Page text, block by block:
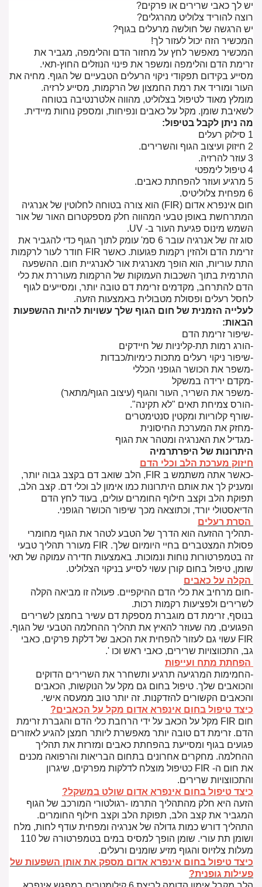
יש לך כאבי שרירים או פרקים?
רוצה להוריד צלוליט מהרגלים?
יש הרגשה של חולשה מרעלים בגוף?
המכשיר הזה יכול לעזור לך!
המכשיר מאפשר לחץ על מחזור הדם והלימפה, מגביר את
זרימת הדם והלימפה ומשפר את פינוי הנוזלים החוץ-תאי.
מסייע בקידום תפקודי ניקוי הרעלים הטבעיים של הגוף. מחיה את
העור ומוריד את רמת החמצון של הרקמות, מסייע לרזיה.
מומלץ מאוד לטיפול בצלוליט, מהווה אלטרנטיבה בטוחה
לשאיבת שומן. מקל על כאבים ונפיחות, ומספק נוחות מיידית.
מה ניתן לקבל בטיפול:
1 סילוק רעלים
2 חיזוק ועיצוב הגוף והשרירים.
3 עוזר להרזיה.
4 טיפול לימפטי
5 מרגיע ועוזר להפחתת כאבים.
6 מפחית צלוליטיס.
חום אינפרא אדום (FIR) הוא צורה בטוחה לחלוטין של אנרגיה
המתרחשת באופן טבעי המהווה חלק מספקטרום האור של אור
השמש מינוס פגיעת העור ב- UV.
סוג זה של אנרגיה עובר 6 סמ' עומק לתוך הגוף כדי להגביר את
זרימת הדם ולהזין רקמות פגועות. כאשר FIR חודר לעור לרקמות
התת עוריות, הוא הופך מאנרגית אור לאנרגיית חום. ההשפעה
התרמית בתוך השכבות העמוקות של הרקמות מעוררת את כלי
הדם להתרחב, מקדמים זרימת דם טובה יותר, ומסייעים לגוף
לחסל רעלים ופסולת מטבולית באמצעות הזעה.
לעלייה הזמנית של חום הגוף שלך עשויות להיות ההשפעות
הבאות:
-שיפור זרימת הדם
-הורג רמות תת-קליניות של חיידקים
-שיפור ניקוי רעלים מתכות כימיות/כבדות
-משפר את הכושר הגופני הכללי
-מקדם ירידה במשקל
-משפר את השריר, העור והגוף (עיצוב הגוף/מתאר)
-הורס צמיחת תאים "לא תקינה".
-שורף קלוריות ומקטין סנטימטרים
-מחזק את המערכת החיסונית
-מגדיל את האנרגיה ומטהר את הגוף
היתרונות של היפרתרמיה
חיזוק מערכת הלב וכלי הדם
-כאשר אתה משתמש ב FIR, הלב שואב דם בקצב גבוה יותר,
ומעניק לך את אותם היתרונות כמו אימון לב וכלי דם. קצב הלב,
תפוקת הלב וקצב חילוף החומרים עולים, בעוד לחץ הדם
הדיאסטולי יורד, וכתוצאה מכך שיפור הכושר הגופני.
הסרת רעלים
-תהליך ההזעה הוא הדרך של הטבע לטהר את הגוף מחומרי
פסולת המצטברים בחיי היומיום שלך. FIR מעורר תהליך טבעי
זה בטמפרטורות נוחות ונמוכות. באמצעות חדירה עמוקה של תאי
שומן, טיפול בחום קורן עשוי לסייע בניקוי הצלוליט.
הקלה על כאבים
-חום מרחיב את כלי הדם ההיקפיים. פעולה זו מביאה הקלה
לשרירים ולפציעות רקמות רכות.
בנוסף, זרימת דם מוגברת מספקת דם עשיר בחמצן לשרירים
הפגועים, מה שעוזר להאיץ את תהליך ההחלמה הטבעי של הגוף.
FIR עשוי גם לעזור להפחית את הכאב של דלקת פרקים, כאבי
גב, התכווצויות שרירים, כאבי ראש וכו '.
הפחתת מתח ועייפות
-החמימות המרגיעה תרגיע ותשחרר את השרירים הדוקים
והכואבים שלך. טיפול בחום גם מקל על הנוקשות, הכאבים
והכאבים הקשורים להזדקנות. זה יותר טוב ממעסה אישי.
כיצד טיפול בחום אינפרא אדום מקל על הכאבים?
חום FIR מקל על הכאב על ידי הרחבת כלי הדם והגברת זרימת
הדם. זרימת דם טובה יותר מאפשרת ליותר חמצן להגיע לאזורים
פגועים בגוף ומסייעת בהפחתת כאבים ומזרזת את תהליך
ההחלמה. מחקרים אחרונים בתחום הבריאות והרפואה מכנים
את חום ה- FIR כטיפול מוצלח לדלקות מפרקים, שיגרון
והתכווצויות שרירים.
כיצד טיפול בחום אינפרא אדום שולט במשקל?
הזעה היא חלק מהתהליך התרמו -רגולטורי המורכב של הגוף
המגביר את קצב הלב, תפוקת הלב וקצב חילוף החומרים.
התהליך דורש כמות גדולה של אנרגיה ומפחית עודף לחות, מלח
ושומן תת עורי. שומן הופך למסיס במים בטמפרטורה של 110
מעלות צלזיוס והגוף מזיע שומנים ורעלים.
כיצד טיפול בחום אינפרא אדום מספק את אותן השפעות של
פעילות גופנית?